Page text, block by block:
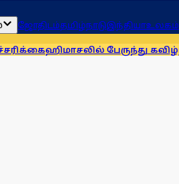
ஜோதிடம்தமிழ்நாடுஇந்தியாஉலகம்
பேருந்து கவிழ்ந்து